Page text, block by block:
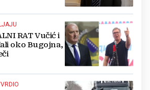
RAT Vučić i
oko Bugojna,